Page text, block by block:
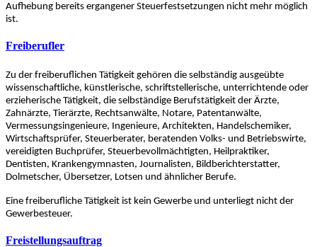
Aufhebung bereits ergangener Steuerfestsetzungen nicht mehr möglich
ist.
Freiberufler
Zu der freiberuflichen Tätigkeit gehören die selbständig ausgeübte
wissenschaftliche, künstlerische, schriftstellerische, unterrichtende oder
erzieherische Tätigkeit, die selbständige Berufstätigkeit der Ärzte,
Zahnärzte, Tierärzte, Rechtsanwälte, Notare, Patentanwälte,
Vermessungsingenieure, Ingenieure, Architekten, Handelschemiker,
Wirtschaftsprüfer, Steuerberater, beratenden Volks- und Betriebswirte,
vereidigten Buchprüfer, Steuerbevollmächtigten, Heilpraktiker,
Dentisten, Krankengymnasten, Journalisten, Bildberichterstatter,
Dolmetscher, Übersetzer, Lotsen und ähnlicher Berufe.
Eine freiberufliche Tätigkeit ist kein Gewerbe und unterliegt nicht der
Gewerbesteuer.
Freistellungsauftrag